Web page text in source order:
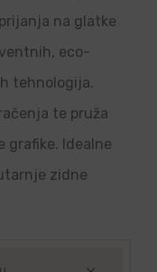
na glatke
eco-
tehnologija.
te pruža
Idealne
zidne